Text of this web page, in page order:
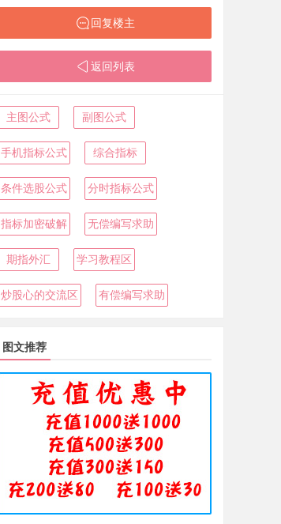
回复楼主
返回列表
主图公式 副图公式
手机指标公式 综合指标
条件选股公式 分时指标公式
指标加密破解 无偿编写求助
期指外汇 学习教程区
炒股心的交流区 有偿编写求助
图文推荐